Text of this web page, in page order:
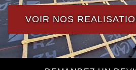
VOIR NOS